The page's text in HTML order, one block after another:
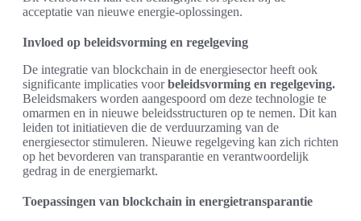
acceptatie van nieuwe energie-oplossingen.
Invloed op beleidsvorming en regelgeving
De integratie van blockchain in de energiesector heeft ook
significante implicaties voorbeleidsvorming en regelgeving.
Beleidsmakers worden aangespoord om deze technologie te
omarmen en in nieuwe beleidsstructuren op te nemen. Dit kan
leiden tot initiatieven die de verduurzaming van de
energiesector stimuleren. Nieuwe regelgeving kan zich richten
op het bevorderen van transparantie en verantwoordelijk
gedrag in de energiemarkt.
Toepassingen van blockchain in energietransparantie